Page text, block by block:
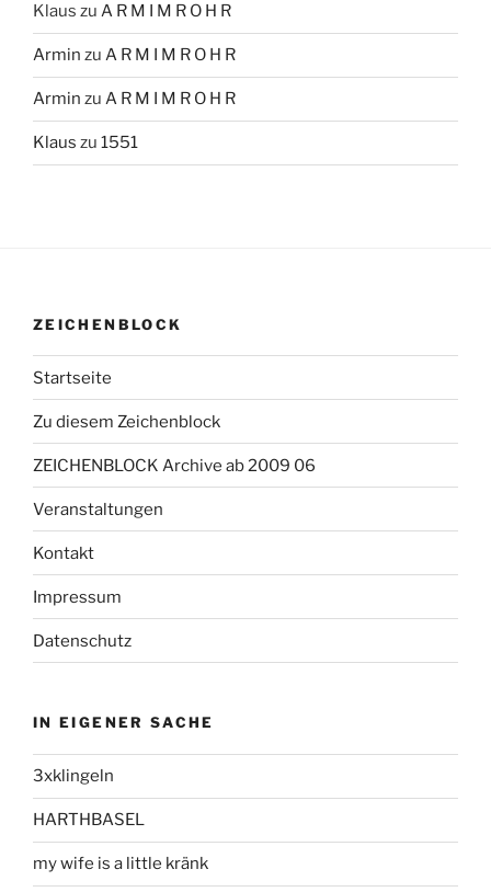
Klaus zu A R M I M R O H R
Armin zu A R M I M R O H R
Armin zu A R M I M R O H R
Klaus zu 1551
ZEICHENBLOCK
Startseite
Zu diesem Zeichenblock
ZEICHENBLOCK Archive ab 2009 06
Veranstaltungen
Kontakt
Impressum
Datenschutz
IN EIGENER SACHE
3xklingeln
HARTHBASEL
my wife is a little kränk